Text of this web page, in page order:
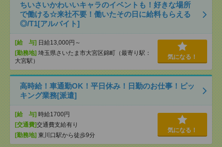
ちいさいかわいいキャラのイベントも！好きな場所
で働ける☆来社不要！働いたその日に給料もらえる
◎/T1[アルバイト]
[給 与] 日給13,000円～
[勤務地] 埼玉県さいたま市大宮区錦町（最寄り駅：
大宮駅）
気になる！
高時給！車通勤OK！平日休み！日勤のお仕事！ピッ
キング業務[派遣]
[給 与] 時給1700円
[交通費]交通費支給有り
[勤務地] 東川口駅から徒歩9分
気になる！